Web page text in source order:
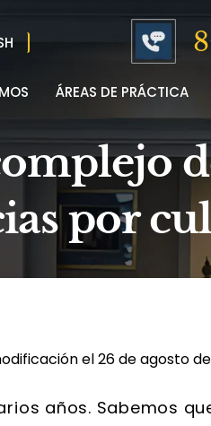
ÁREAS DE PRÁCTICA
por
el 26 de agosto
años. Sabemos